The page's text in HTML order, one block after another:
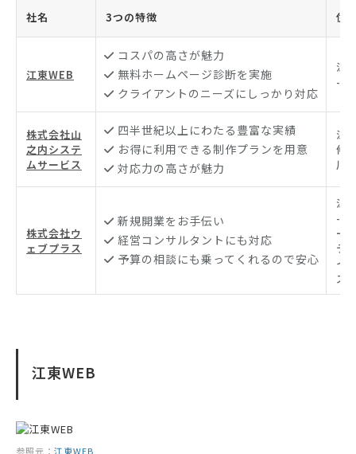
社名 3つの特徴 住
江東WEB
コスパの高さが魅力
無料ホームページ診断を実施
クライアントのニーズにしっかり対応
江
-3-
株式会社山
之内システ
ムサービス
四半世紀以上にわたる豊富な実績
お得に利用できる制作プランを用意
対応力の高さが魅力
江
仲
川
株式会社ウ
ェブプラス
新規開業をお手伝い
経営コンサルタントにも対応
予算の相談にも乗ってくれるので安心
江
-4-
ー
テ
イ
ズ
江東WEB
参照元： 江東WEB